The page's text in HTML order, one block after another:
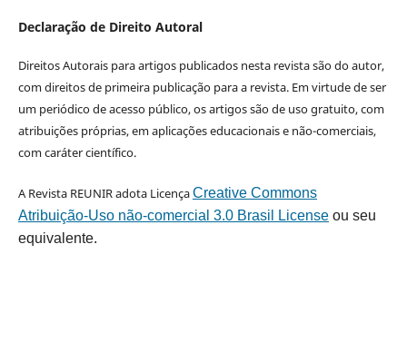
Declaração de Direito Autoral
Direitos Autorais para artigos publicados nesta revista são do autor,
com direitos de primeira publicação para a revista. Em virtude de ser
um periódico de acesso público, os artigos são de uso gratuito, com
atribuições próprias, em aplicações educacionais e não-comerciais,
com caráter científico.
A Revista REUNIR adota LicençaCreative Commons
Atribuição-Uso não-comercial 3.0 Brasil Licenseou seu
equivalente.